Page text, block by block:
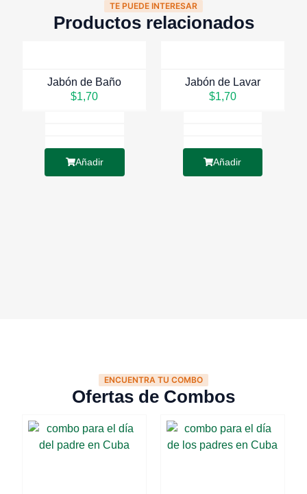
TE PUEDE INTERESAR
Productos relacionados
Jabón de Baño
$1,70
Añadir
Jabón de Lavar
$1,70
Añadir
ENCUENTRA TU COMBO
Ofertas de Combos